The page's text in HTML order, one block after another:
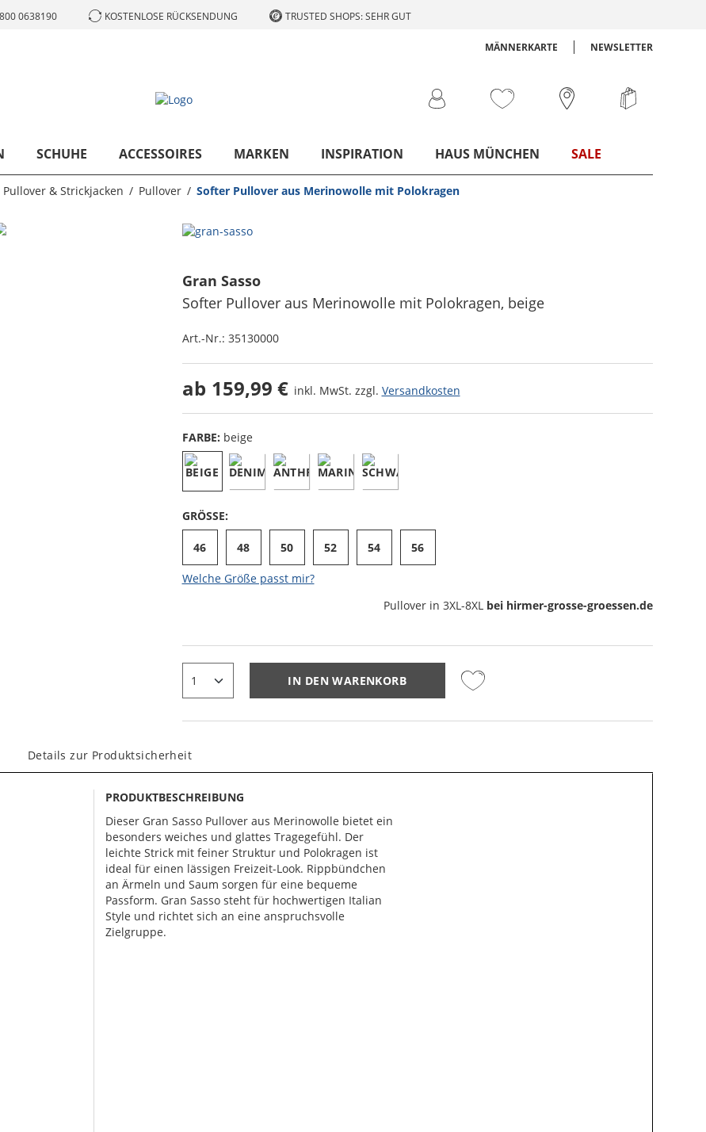
0638190 KOSTENLOSE RÜCKSENDUNG TRUSTED SHOPS: SEHR GUT
MÄNNERKARTE NEWSLETTER
SCHUHE ACCESSOIRES MARKEN INSPIRATION HAUS MÜNCHEN SALE
Pullover & Strickjacken Pullover Softer Pullover aus Merinowolle mit Polokragen
Gran Sasso
Softer Pullover aus Merinowolle mit Polokragen, beige
Art.-Nr.: 35130000
ab 159,99 € inkl. MwSt. zzgl. Versandkosten
FARBE: beige
GRÖSSE:
46 48 50 52 54 56
Welche Größe passt mir?
Pullover in 3XL-8XL bei hirmer-grosse-groessen.de
IN DEN WARENKORB
Details zur Produktsicherheit
PRODUKTBESCHREIBUNG
Dieser Gran Sasso Pullover aus Merinowolle bietet ein
besonders weiches und glattes Tragegefühl. Der
leichte Strick mit feiner Struktur und Polokragen ist
ideal für einen lässigen Freizeit-Look. Rippbündchen
an Ärmeln und Saum sorgen für eine bequeme
Passform. Gran Sasso steht für hochwertigen Italian
Style und richtet sich an eine anspruchsvolle
Zielgruppe.